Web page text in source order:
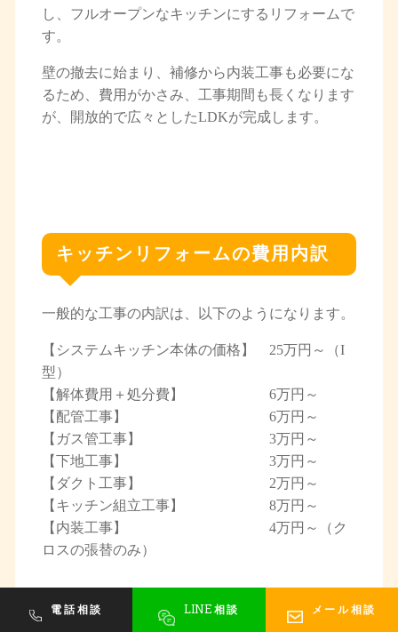
し、フルオープンなキッチンにするリフォームで
す。
壁の撤去に始まり、補修から内装工事も必要にな
るため、費用がかさみ、工事期間も長くなります
が、開放的で広々としたLDKが完成します。
キッチンリフォームの費用内訳
一般的な工事の内訳は、以下のようになります。
【システムキッチン本体の価格】 25万円～（I
型）
【解体費用＋処分費】 6万円～
【配管工事】 6万円～
【ガス管工事】 3万円～
【下地工事】 3万円～
【ダクト工事】 2万円～
【キッチン組立工事】 8万円～
【内装工事】 4万円～（ク
ロスの張替のみ）
トータル価格としては
電話相談 LINE 相談 メール相談